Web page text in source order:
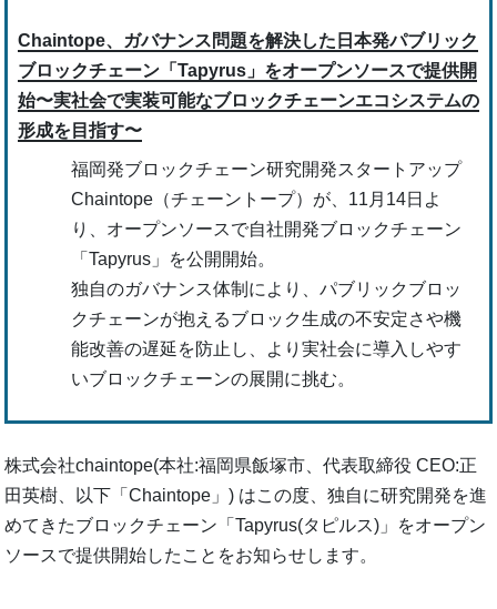
Chaintope、ガバナンス問題を解決した日本発パブリック
ブロックチェーン「Tapyrus」をオープンソースで提供開
始〜実社会で実装可能なブロックチェーンエコシステムの
形成を目指す〜
福岡発ブロックチェーン研究開発スタートアップ
Chaintope（チェーントープ）が、11月14日よ
り、オープンソースで自社開発ブロックチェーン
「Tapyrus」を公開開始。
独自のガバナンス体制により、パブリックブロッ
クチェーンが抱えるブロック生成の不安定さや機
能改善の遅延を防止し、より実社会に導入しやす
いブロックチェーンの展開に挑む。
株式会社chaintope(本社:福岡県飯塚市、代表取締役 CEO:正
田英樹、以下「Chaintope」) はこの度、独自に研究開発を進
めてきたブロックチェーン「Tapyrus(タピルス)」をオープン
ソースで提供開始したことをお知らせします。